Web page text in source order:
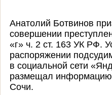
Анатолий Ботвинов
совершении
«г» ч. 2 ст. 163 УК РФ.
распоряжении
в социальной сети
размещал информацию
Сочи.